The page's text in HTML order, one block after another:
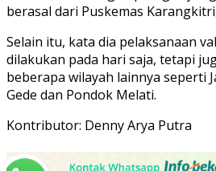
berasal dari Puskemas
Selain itu, kata dia pelaksanaan
dilakukan pada hari saja, tetapi
beberapa wilayah lainnya seperti
Gede dan Pondok Melati.
Kontributor: Denny Arya Putra